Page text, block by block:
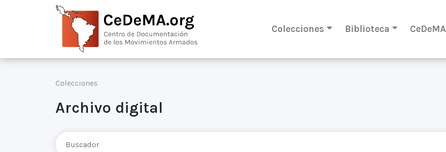
Colecciones Biblioteca CeDeMA
Colecciones
Archivo digital